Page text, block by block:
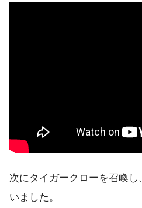
次にタイガークローを召喚
いました。